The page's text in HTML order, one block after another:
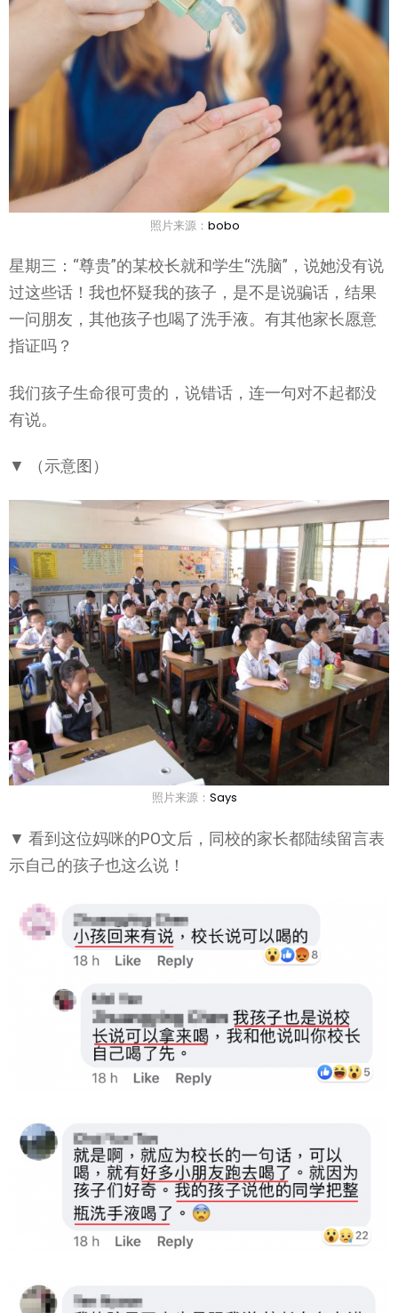
照片来源： bobo
星期三：“尊贵”的某校长就和学生“洗脑”，说她没有说
过这些话！我也怀疑我的孩子，是不是说骗话，结果
一问朋友，其他孩子也喝了洗手液。有其他家长愿意
指证吗？
我们孩子生命很可贵的，说错话，连一句对不起都没
有说。
▼ （示意图）
照片来源： Says
▼ 看到这位妈咪的PO文后，同校的家长都陆续留言表
示自己的孩子也这么说！